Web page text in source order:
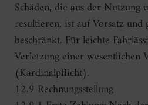
Schäden, die aus der Nutzung
resultieren, ist auf Vorsatz und
beschränkt. Für leichte
Verletzung einer wesentlichen
(Kardinalpflicht).
12.9 Rechnungsstellung